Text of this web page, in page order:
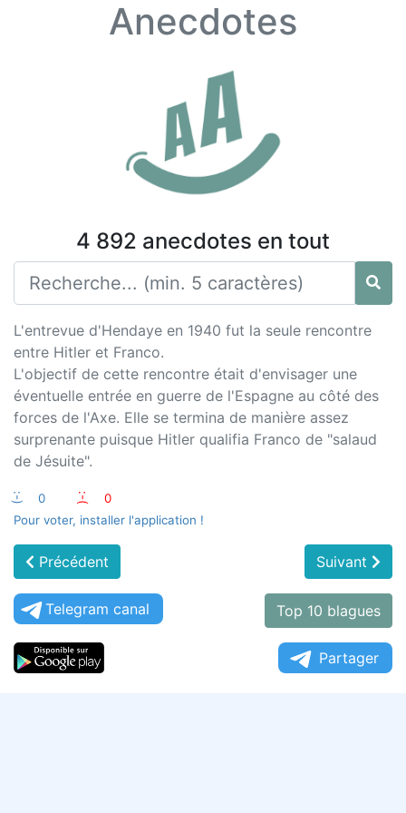
Anecdotes
4 892 anecdotes en tout
L'entrevue d'Hendaye en 1940 fut la seule rencontre
entre Hitler et Franco.
L'objectif de cette rencontre était d'envisager une
éventuelle entrée en guerre de l'Espagne au côté des
forces de l'Axe. Elle se termina de manière assez
surprenante puisque Hitler qualifia Franco de "salaud
de Jésuite".
:-) 0 :-(
0
Pour voter, installer l'application !
Précédent Suivant
Telegram canal Top 10 blagues
Partager